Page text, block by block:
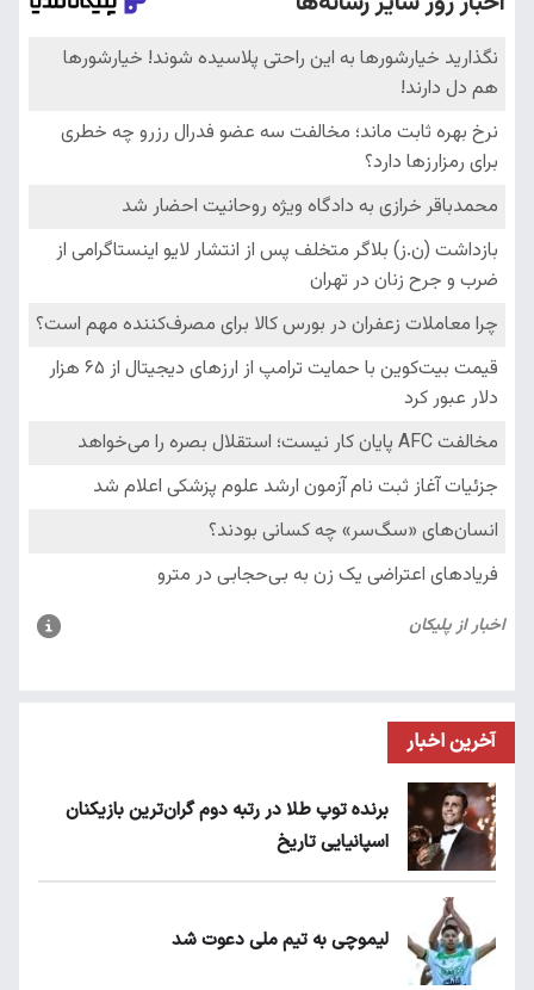
آخرین اخبار
برنده توپ طلا در رتبه دوم گران‌ترین بازیکنان
اسپانیایی تاریخ
لیموچی به تیم ملی دعوت شد